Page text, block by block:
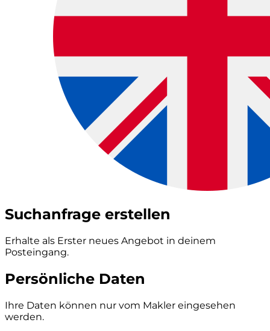
Suchanfrage erstellen
Erhalte als Erster neues Angebot in deinem
Posteingang.
Persönliche Daten
Ihre Daten können nur vom Makler eingesehen
werden.